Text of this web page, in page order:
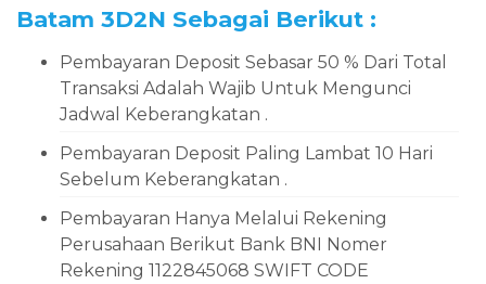
Batam 3D2N Sebagai Berikut :
Pembayaran Deposit Sebasar 50 % Dari Total
Transaksi Adalah Wajib Untuk Mengunci
Jadwal Keberangkatan .
Pembayaran Deposit Paling Lambat 10 Hari
Sebelum Keberangkatan .
Pembayaran Hanya Melalui Rekening
Perusahaan Berikut Bank BNI Nomer
Rekening 1122845068 SWIFT CODE